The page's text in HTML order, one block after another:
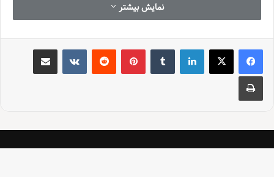
نمایش بیشتر
لینکدین ‫تامبلر ‫پین‌ترست‫رددیت ‫VKontakteاشتراک گذاری از طریق ایمیل
چاپ